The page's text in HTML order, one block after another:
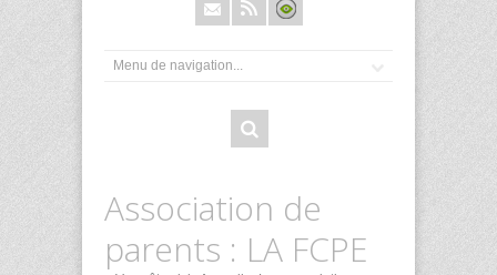
Association de
parents : LA FCPE